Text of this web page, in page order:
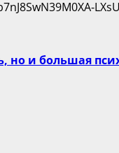
но и большая